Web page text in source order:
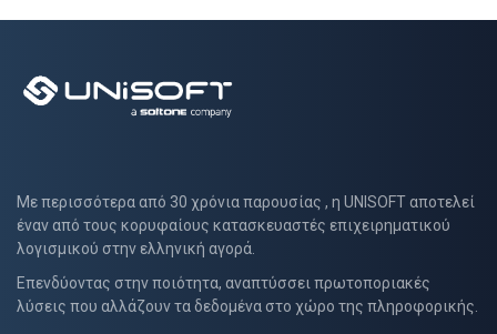
Με περισσότερα από 30 χρόνια παρουσίας , η UNISOFT αποτελεί
έναν από τους κορυφαίους κατασκευαστές επιχειρηματικού
λογισμικού στην ελληνική αγορά.
Επενδύοντας στην ποιότητα, αναπτύσσει πρωτοποριακές
λύσεις που αλλάζουν τα δεδομένα στο χώρο της πληροφορικής.